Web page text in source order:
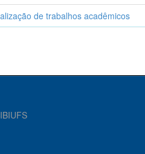
de trabalhos acadêmicos